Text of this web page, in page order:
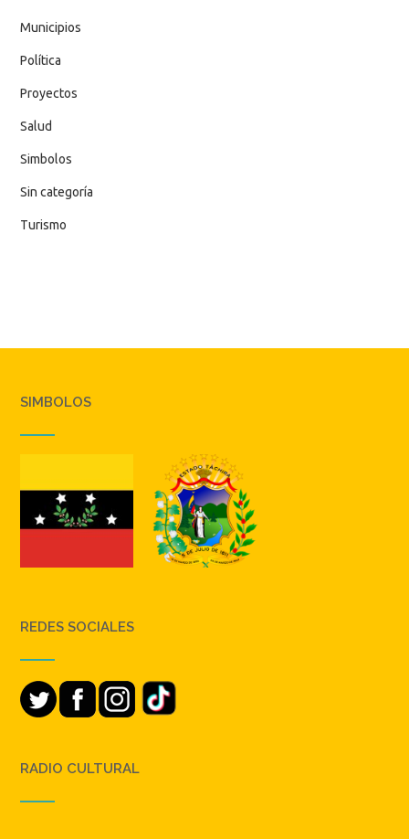
Municipios
Política
Proyectos
Salud
Simbolos
Sin categoría
Turismo
SIMBOLOS
REDES SOCIALES
RADIO CULTURAL